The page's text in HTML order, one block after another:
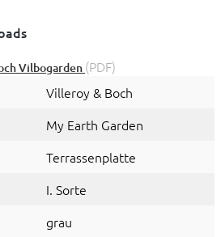
Vilbogarden (PDF)
Villeroy & Boch
My Earth Garden
Terrassenplatte
I. Sorte
grau